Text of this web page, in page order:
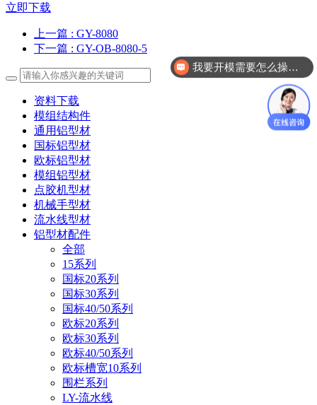
立即下载
上一篇 : GY-8080
下一篇 : GY-OB-8080-5
资料下载
模组结构件
通用铝型材
国标铝型材
欧标铝型材
模组铝型材
点胶机型材
机械手型材
流水线型材
铝型材配件
全部
15系列
国标20系列
国标30系列
国标40/50系列
欧标20系列
欧标30系列
欧标40/50系列
欧标槽宽10系列
围栏系列
LY-流水线
我要开模需要怎么操作？